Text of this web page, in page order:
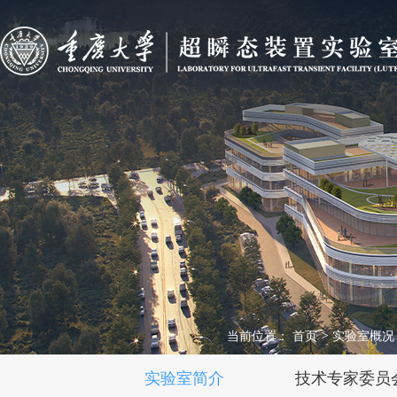
当前位置： 首页>实验室概况
实验室简介 技术专家委员